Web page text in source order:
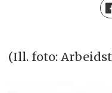
(Ill. foto: